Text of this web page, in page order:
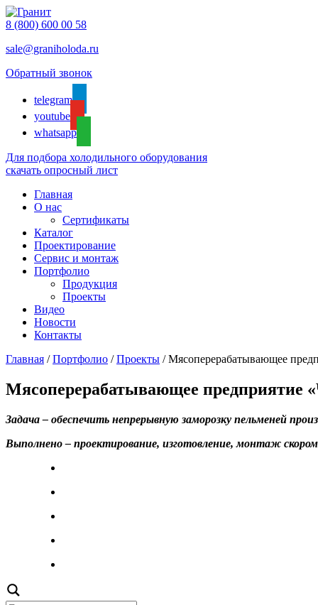
8 (800) 600 00 58
sale@graniholoda.ru
Обратный звонок
telegram
youtube
whatsapp
Для подбора холодильного оборудования
скачать опросный лист
Главная
О нас
Сертификаты
Каталог
Проектирование
Сервис и монтаж
Портфолио
Продукция
Проекты
Видео
Новости
Контакты
Главная /Портфолио /Проекты /Мясоперерабатывающее
Мясоперерабатывающее предприятие
Задача – обеспечить непрерывную заморозку пельменей
Выполнено – проектирование, изготовление, монтаж